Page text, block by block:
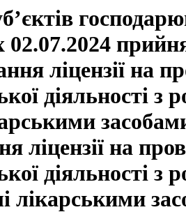
02.07.2024
ліцензії на
діяльності з
ліцензії на
діяльності з
лікарськими